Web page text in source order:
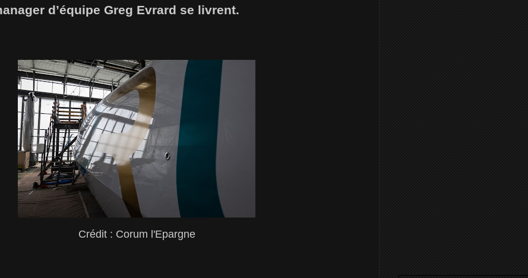
d’équipe Greg Evrard se livrent.
Crédit : Corum l'Epargne